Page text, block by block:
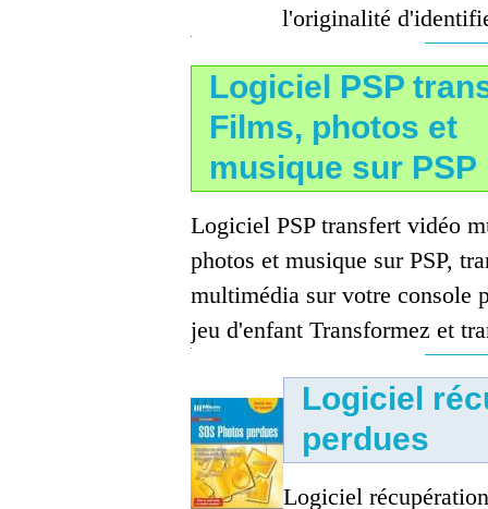
l'originalité
Logiciel PSP
Films, photos et
musique sur PSP
Logiciel PSP transfert vidéo
photos et musique sur PSP,
multimédia sur votre console
jeu d'enfant Transformez et
Logiciel
perdues
Logiciel